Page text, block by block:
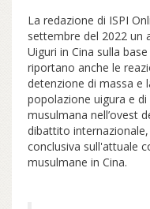
La redazione di ISPI
settembre del 2022 un
Uiguri in Cina sulla
riportano anche le
detenzione di massa e
popolazione uigura e
musulmana nell’ovest
dibattito
conclusiva sull'attuale
musulmane in Cina.